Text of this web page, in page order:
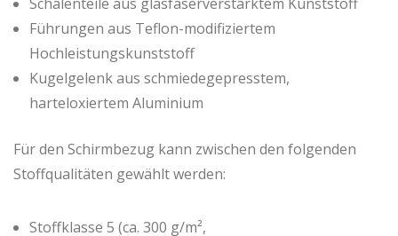
Führungen aus Teflon-modifiziertem
Hochleistungskunststoff
Kugelgelenk aus schmiedegepresstem,
harteloxiertem Aluminium
Für den Schirmbezug kann zwischen den folgenden
Stoffqualitäten gewählt werden:
Stoffklasse 5 (ca. 300 g/m²,